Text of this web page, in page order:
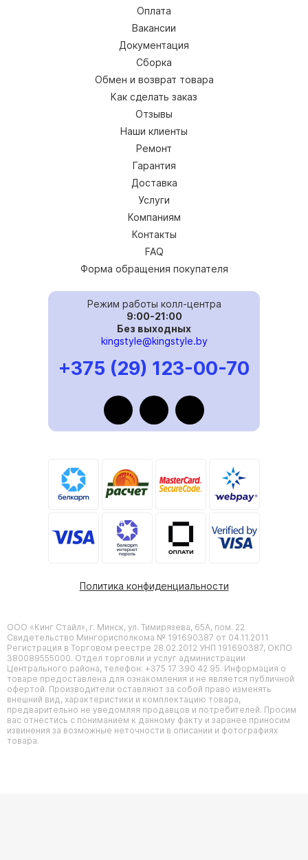
Оплата
Вакансии
Документация
Сборка
Обмен и возврат товара
Как сделать заказ
Отзывы
Наши клиенты
Ремонт
Гарантия
Доставка
Услуги
Компаниям
Контакты
FAQ
Форма обращения покупателя
Режим работы колл-центра
9:00-21:00
Без выходных
kingstyle@kingstyle.by
+375 (29) 123-00-70
Политика конфиденциальности
ООО «Кинг Стайл», г. Минск, ул. Тимирязева, 65А, пом. 22
Свидетельство Мингорисполкома № 191690387 от 04.11.2011
Регистрация в Торговом реестре 28.02.2012 УНП 191690387, ОКПО
380089555000. Отдел торговли и услуг администрации
Центрального района, телефон: +375 17 390 42 95. Информация о
товаре предоставлена для ознакомления и не является публичной
офертой. Производители оставляют за собой право изменять
внешний вид, характеристики и комплектацию товара,
предварительно не уведомляя продавцов и потребителей. Просим
вас отнестись с пониманием к данному факту и заранее приносим
извинения за возможные неточности в описании и фотографиях
товара.